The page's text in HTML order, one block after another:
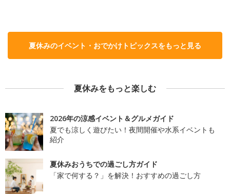
夏休みのイベント・おでかけトピックスをもっと見る
夏休みをもっと楽しむ
2026年の涼感イベント＆グルメガイド
夏でも涼しく遊びたい！夜間開催や水系イベントも
紹介
夏休みおうちでの過ごし方ガイド
「家で何する？」を解決！おすすめの過ごし方